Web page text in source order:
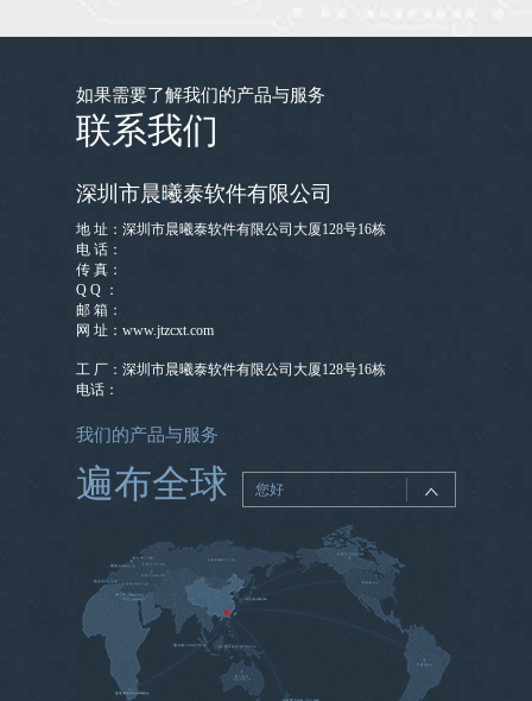
如果需要了解我们的产品与服务
联系我们
深圳市晨曦泰软件有限公司
地 址：深圳市晨曦泰软件有限公司大厦128号16栋
电 话：
传 真：
Q Q ：
邮 箱：
网 址：www.jtzcxt.com
工 厂：深圳市晨曦泰软件有限公司大厦128号16栋
电话：
我们的产品与服务
遍布全球 您好